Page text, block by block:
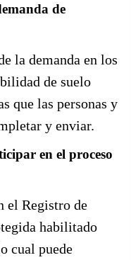
de
la demanda en los
de suelo
que las personas y
y enviar.
en el proceso
el Registro de
habilitado
cual puede